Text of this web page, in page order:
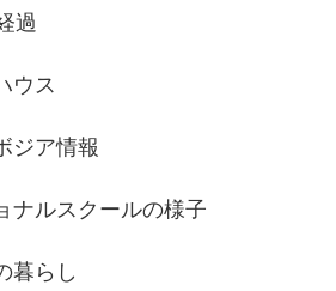
過
ウス
ジア情報
ナルスクールの様子
暮らし